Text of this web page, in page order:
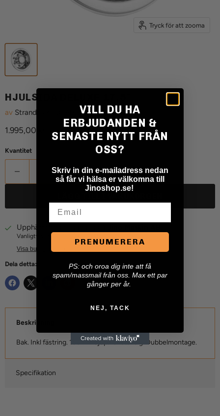
Tryck för att zooma
HJULSIDA DELUXE 17,5″
av Strands Group AB
Aktuellt pris
1.995,00 kr (Inkl. moms)
Kvantitet
Upphämtning tillgänglig på
Vanligtvis redo inom 24 timmar
Visa butiksinformation
Dela detta:
Beskrivning
Bak. Inkl fästring. 150mm djup.För stålfälg. Dubbelmontage.
Specifikation
VILL DU HA
ERBJUDANDEN &
SENASTE NYTT FRÅN
OSS?
Skriv in din e-mailadress nedan
så får vi hälsa er välkomna till
Jinoshop.se!
PRENUMERERA
PS: och oroa dig inte att få
spam/massmail från oss. Max ett par
gånger per år.
NEJ, TACK